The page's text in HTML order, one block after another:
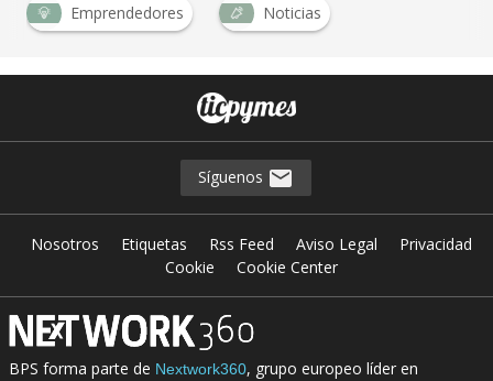
Emprendedores Noticias
Síguenos
Nosotros Etiquetas Rss Feed Aviso Legal
Privacidad
Cookie
Cookie Center
BPS forma parte de Nextwork360, grupo europeo líder en